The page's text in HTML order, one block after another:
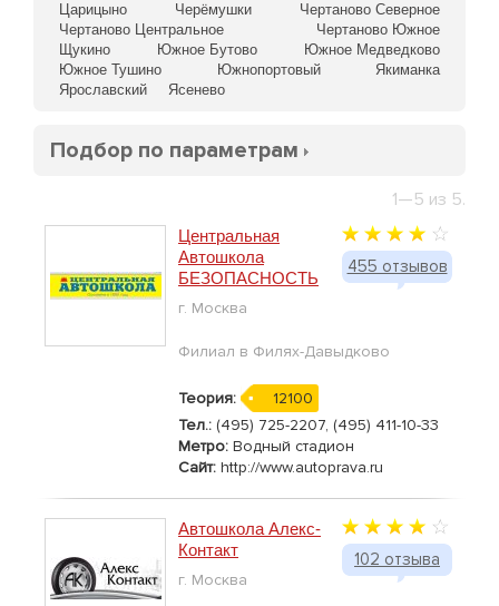
Царицыно
Черёмушки
Чертаново Северное
Чертаново Центральное
Чертаново Южное
Щукино
Южное Бутово
Южное Медведково
Южное Тушино
Южнопортовый
Якиманка
Ярославский
Ясенево
Подбор по параметрам
1—5 из 5.
455 отзывов
Центральная
Автошкола
БЕЗОПАСНОСТЬ
г. Москва
Филиал в Филях-Давыдково
Теория:
12100
Тел.: (495) 725-2207, (495) 411-10-33
Метро: Водный стадион
Сайт: http://www.autoprava.ru
102 отзыва
Автошкола Алекс-
Контакт
г. Москва